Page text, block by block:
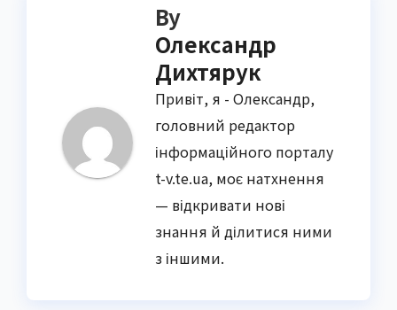
By
Олександр
Дихтярук
Привіт, я - Олександр,
головний редактор
інформаційного порталу
t-v.te.ua, моє натхнення
— відкривати нові
знання й ділитися ними
з іншими.